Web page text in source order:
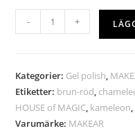
- +
Kategorier: Gel polish,
Etiketter: brun-röd,
HOUSE of MAGIC, kameleon,
Varumärke: MAKEAR